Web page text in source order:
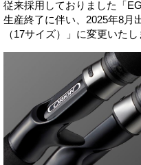
従来採用しておりました「
生産終了に伴い、2025年8月
（17サイズ）」に変更いたし